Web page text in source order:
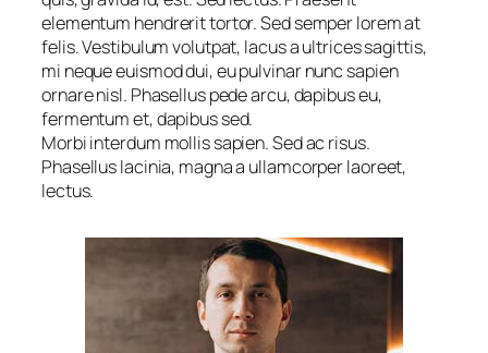
elementum hendrerit tortor. Sed semper lorem at
felis. Vestibulum volutpat, lacus a ultrices sagittis,
mi neque euismod dui, eu pulvinar nunc sapien
ornare nisl. Phasellus pede arcu, dapibus eu,
fermentum et, dapibus sed.
Morbi interdum mollis sapien. Sed ac risus.
Phasellus lacinia, magna a ullamcorper laoreet,
lectus.